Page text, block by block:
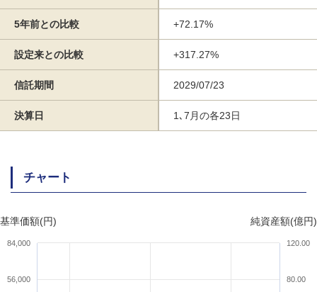
5年前との比較 +72.17%
設定来との比較 +317.27%
信託期間 2029/07/23
決算日 1､7月の各23日
チャート
基準価額(円) 純資産額(億円)
56,000
84,000
80.00
120.00